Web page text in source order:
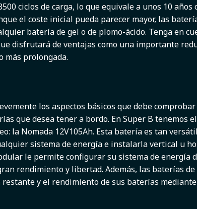
ciclos de carga, lo que equivale a unos 10 años
el coste inicial pueda parecer mayor, las
batería de gel o de plomo-ácido. Tenga en
disfrutará de ventajas como una importante
más prolongada.
los aspectos básicos que debe
que desea tener a bordo. En Super B tenemos
la Nomada 12V105Ah. Esta batería es tan
sistema de energía e instalarla vertical u
le permite configurar su sistema de energía
rendimiento y libertad. Además, las baterías
y el rendimiento de sus baterías